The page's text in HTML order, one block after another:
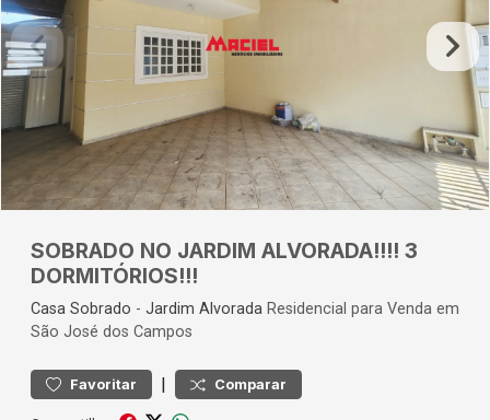
SOBRADO NO JARDIM ALVORADA!!!! 3
DORMITÓRIOS!!!
Casa Sobrado - Jardim Alvorada Residencial para Venda em
São José dos Campos
Favoritar | Comparar